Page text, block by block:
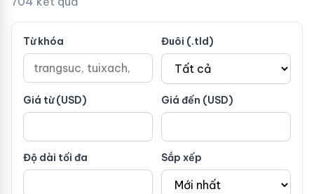
Từ khóa Đuôi (.tld)
Giá từ (USD) Giá đến (USD)
Độ dài tối đa Sắp xếp